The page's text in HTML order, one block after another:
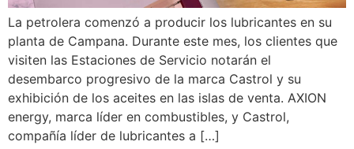
La petrolera comenzó a producir los lubricantes en su
planta de Campana. Durante este mes, los clientes que
visiten las Estaciones de Servicio notarán el
desembarco progresivo de la marca Castrol y su
exhibición de los aceites en las islas de venta. AXION
energy, marca líder en combustibles, y Castrol,
compañía líder de lubricantes a […]